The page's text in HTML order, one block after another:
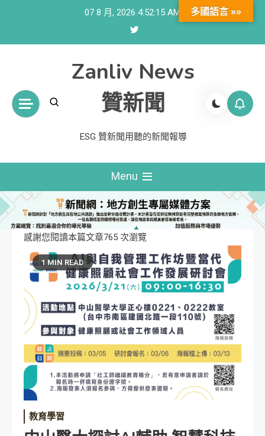
07 8 月, 2026 4:52:16 AM
Zanliv News
贊新聞
ESG 贊新聞用聽的新聞報導
Menu
感謝您閱讀本篇文章765 次瀏覽
1 MIN READ
教育學習
多國語言 »»